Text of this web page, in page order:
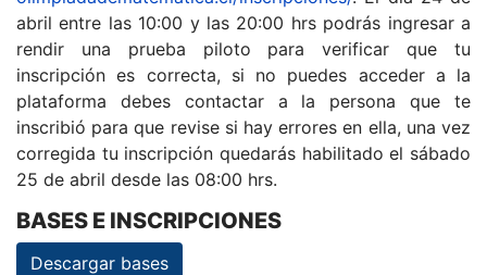
abril entre las 10:00 y las 20:00 hrs podrás ingresar a
rendir una prueba piloto para verificar que tu
inscripción es correcta, si no puedes acceder a la
plataforma debes contactar a la persona que te
inscribió para que revise si hay errores en ella, una vez
corregida tu inscripción quedarás habilitado el sábado
25 de abril desde las 08:00 hrs.
BASES E INSCRIPCIONES
Descargar bases